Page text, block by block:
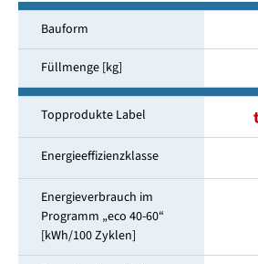
Bauform
Füllmenge [kg]
Topprodukte Label
Energieeffizienzklasse
Energieverbrauch im
Programm „eco 40-60“
[kWh/100 Zyklen]